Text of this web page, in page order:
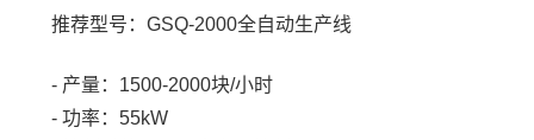
推荐型号：GSQ-2000全自动生产线
- 产量：1500-2000块/小时
- 功率：55kW